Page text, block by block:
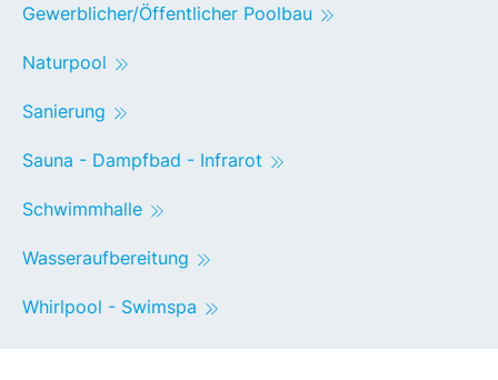
Gewerblicher/Öffentlicher Poolbau
Naturpool
Sanierung
Sauna - Dampfbad - Infrarot
Schwimmhalle
Wasseraufbereitung
Whirlpool - Swimspa